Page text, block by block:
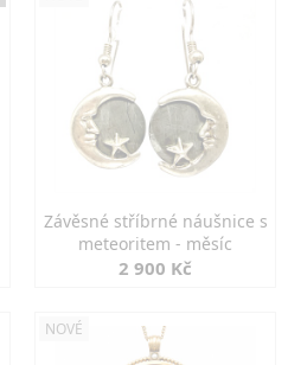
Závěsné stříbrné náušnice s
meteoritem - měsíc
2 900 Kč
NOVÉ